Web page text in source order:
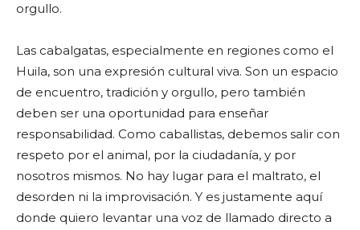
orgullo.
Las cabalgatas, especialmente en regiones como el
Huila, son una expresión cultural viva. Son un espacio
de encuentro, tradición y orgullo, pero también
deben ser una oportunidad para enseñar
responsabilidad. Como caballistas, debemos salir con
respeto por el animal, por la ciudadanía, y por
nosotros mismos. No hay lugar para el maltrato, el
desorden ni la improvisación. Y es justamente aquí
donde quiero levantar una voz de llamado directo a